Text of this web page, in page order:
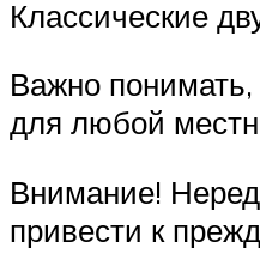
Классические
Важно понимать,
для любой
Внимание!
привести к